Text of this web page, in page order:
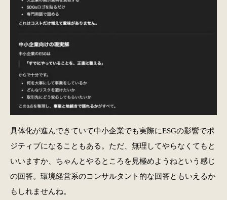
具体化が進んできていて中小企業でも実際にESGの影響でポ
ジティブになることもある。ただ、無理してやらなくてもと
いいますか、ちゃんとやるところを見極めようねという感じ
の回答。環境経営系のコンサルタント的な回答ともいえるか
もしれませんね。